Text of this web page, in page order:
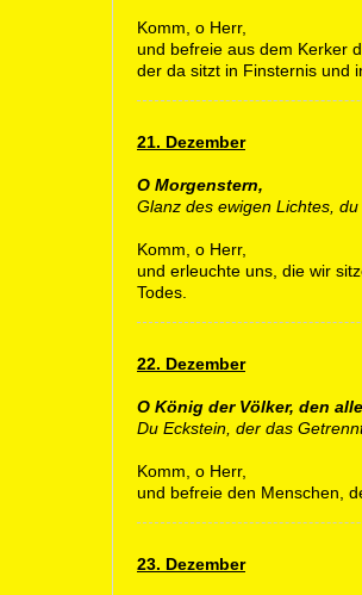
Komm, o Herr,
und befreie aus dem Kerker
der da sitzt in Finsternis und
21. Dezember
O Morgenstern,
Glanz des ewigen Lichtes,
Komm, o Herr,
und erleuchte uns, die wir
Todes.
22. Dezember
O König der Völker, den
Du Eckstein, der das
Komm, o Herr,
und befreie den Menschen,
23. Dezember